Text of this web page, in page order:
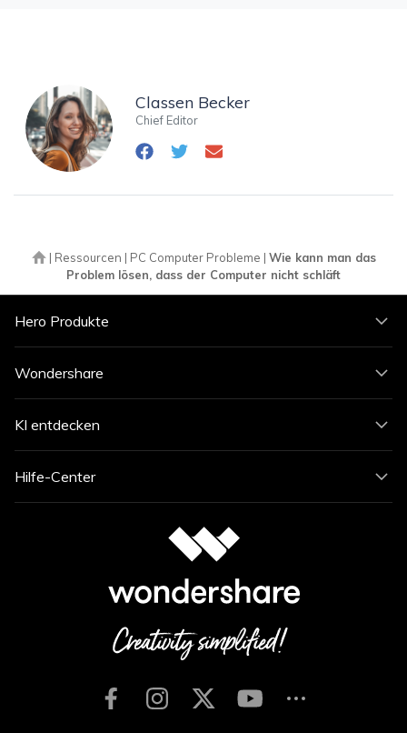
Classen Becker
Chief Editor
| Ressourcen | PC Computer Probleme | Wie kann man das
Problem lösen, dass der Computer nicht schläft
Hero Produkte
Wondershare
KI entdecken
Hilfe-Center